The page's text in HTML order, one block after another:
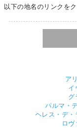
以下の地名のリンクを
ア
イ
グ
パルマ・
ヘレス・デ・
ロヴ